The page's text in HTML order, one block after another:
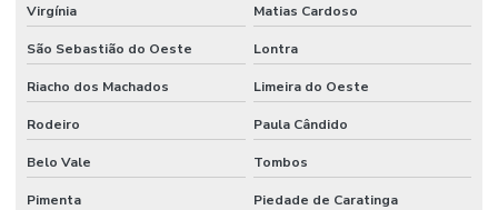
Virgínia Matias Cardoso
São Sebastião do Oeste Lontra
Riacho dos Machados Limeira do Oeste
Rodeiro Paula Cândido
Belo Vale Tombos
Pimenta Piedade de Caratinga